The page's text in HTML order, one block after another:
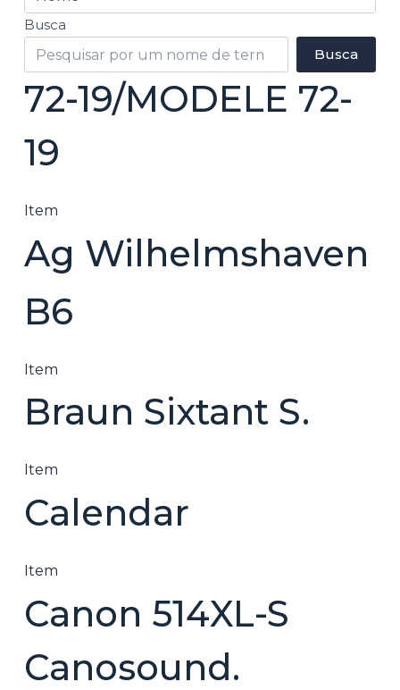
o
Busca
Busca
72-19/MODELE 72-
19
Item
Ag Wilhelmshaven
B6
Item
Braun Sixtant S.
Item
Calendar
Item
Canon 514XL-S
Canosound.